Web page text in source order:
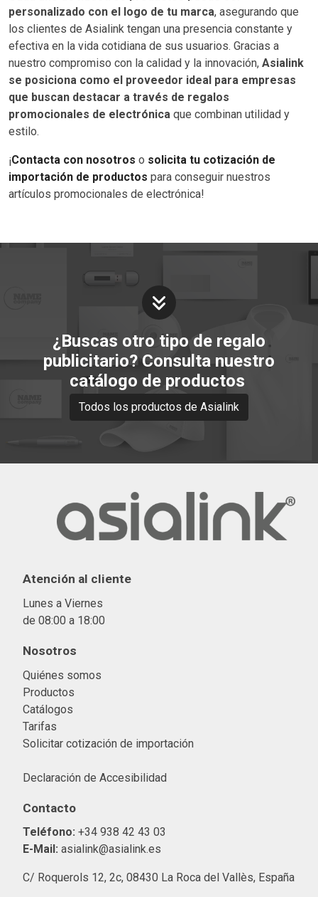
personalizado con el logo de tu marca, asegurando que
los clientes de Asialink tengan una presencia constante y
efectiva en la vida cotidiana de sus usuarios. Gracias a
nuestro compromiso con la calidad y la innovación, Asialink
se posiciona como el proveedor ideal para empresas
que buscan destacar a través de regalos
promocionales de electrónica que combinan utilidad y
estilo.
¡Contacta con nosotros o solicita tu cotización de
importación de productos para conseguir nuestros
artículos promocionales de electrónica!
¿Buscas otro tipo de regalo
publicitario? Consulta nuestro
catálogo de productos
Todos los productos de Asialink
Atención al cliente
Lunes a Viernes
de 08:00 a 18:00
Nosotros
Quiénes somos
Productos
Catálogos
Tarifas
Solicitar cotización de importación
Declaración de Accesibilidad
Contacto
Teléfono: +34 938 42 43 03
E-Mail: asialink@asialink.es
C/ Roquerols 12, 2c, 08430 La Roca del Vallès, España